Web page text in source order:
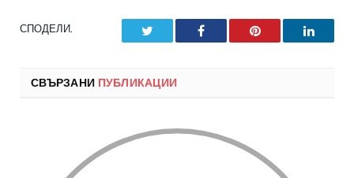
СПОДЕЛИ. Facebook Pinterest
СВЪРЗАНИ ПУБЛИКАЦИИ